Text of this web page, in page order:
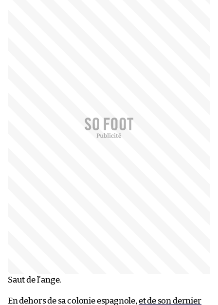
Saut de l’ange.
En dehors de sa colonie espagnole, et de son dernier